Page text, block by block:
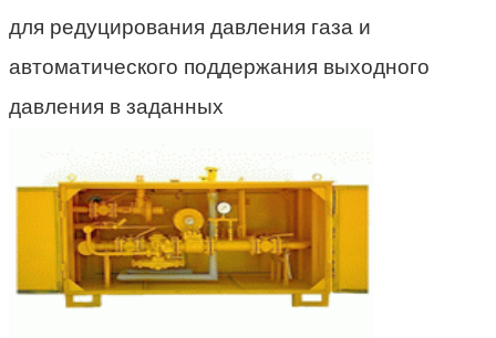
для редуцирования давления газа и
автоматического поддержания выходного
давления в заданных